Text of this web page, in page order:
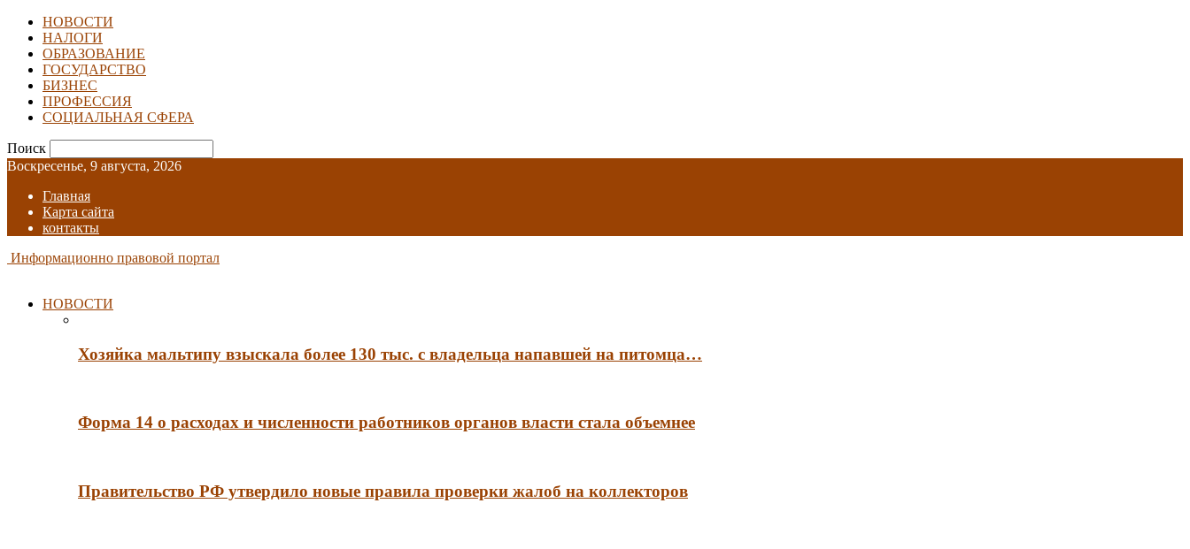
НОВОСТИ
НАЛОГИ
ОБРАЗОВАНИЕ
ГОСУДАРСТВО
БИЗНЕС
ПРОФЕССИЯ
СОЦИАЛЬНАЯ СФЕРА
Поиск
Воскресенье, 9 августа, 2026
Главная
Карта сайта
контакты
Информационно правовой портал
НОВОСТИ
Хозяйка мальтипу взыскала более 130 тыс. с владельца напавшей на питомца…
Форма 14 о расходах и численности работников органов власти стала объемнее
Правительство РФ утвердило новые правила проверки жалоб на коллекторов